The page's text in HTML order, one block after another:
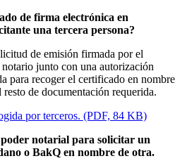
de firma electrónica en
una tercera persona?
de emisión firmada por el
junto con una autorización
para recoger el certificado en nombre
de documentación requerida.
por terceros. (PDF, 84 KB)
notarial para solicitar un
o BakQ en nombre de otra.